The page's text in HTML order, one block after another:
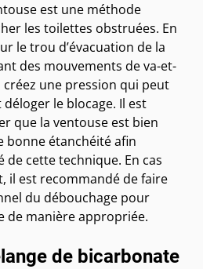
est une méthode
les toilettes obstruées. En
le trou d’évacuation de la
des mouvements de va-et-
une pression qui peut
le blocage. Il est
que la ventouse est bien
bonne étanchéité afin
de cette technique. En cas
il est recommandé de faire
du débouchage pour
de manière appropriée.
de bicarbonate